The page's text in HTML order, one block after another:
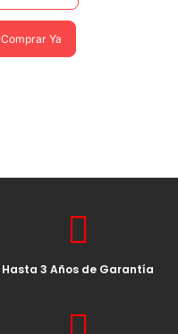
Comprar Ya
Hasta 3 Años de Garantía